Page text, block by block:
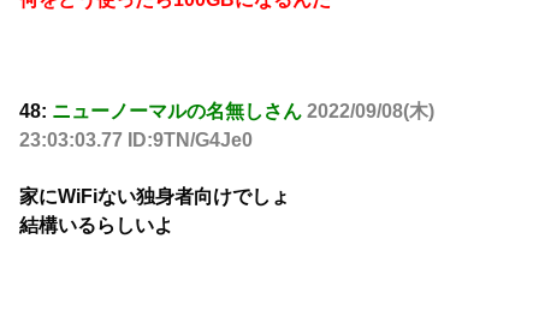
48: ニューノーマルの名無しさん 2022/09/08(木)
23:03:03.77 ID:9TN/G4Je0
家にWiFiない独身者向けでしょ
結構いるらしいよ